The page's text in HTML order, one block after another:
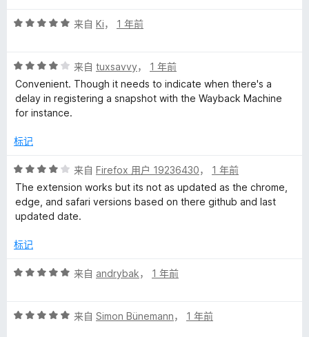
/评
/
5
来自 Ki， 1 年前
评
分
4
/
来自 tuxsavvy， 1 年前
Convenient. Though it needs to indicate when there's a
delay in registering a snapshot with the Wayback Machine
for instance.
标记
评
分
4
/
来自 Firefox 用户 19236430， 1 年前
The extension works but its not as updated as the chrome,
edge, and safari versions based on there github and last
updated date.
标记
评
/
来自 andrybak， 1 年前
评
来自 Simon Bünemann， 1 年前